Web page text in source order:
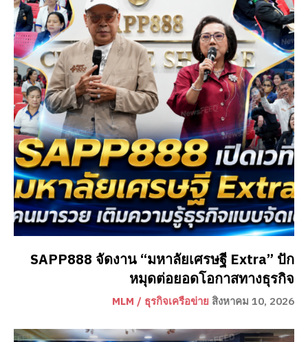
SAPP888 จัดงาน “มหาลัยเศรษฐี Extra” ปัก
หมุดต่อยอดโอกาสทางธุรกิจ
MLM / ธุรกิจเครือข่าย สิงหาคม 10, 2026